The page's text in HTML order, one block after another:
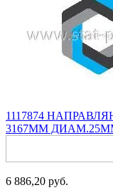
1117874
3167ММ
6 886,20 руб.